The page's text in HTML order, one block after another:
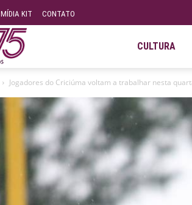
MÍDIA KIT CONTATO
Fundação
Marconi
CULTURA
Jogadores do Criciúma voltam a trabalhar nesta